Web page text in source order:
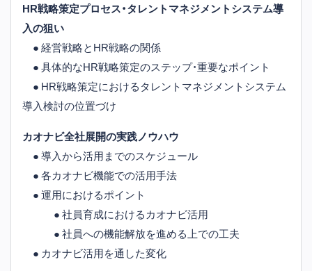
HR戦略策定プロセス・タレントマネジメントシステム導
入の狙い
● 経営戦略とHR戦略の関係
● 具体的なHR戦略策定のステップ・重要なポイント
● HR戦略策定におけるタレントマネジメントシステム
導入検討の位置づけ
カオナビ全社展開の実践ノウハウ
● 導入から活用までのスケジュール
● 各カオナビ機能での活用手法
● 運用におけるポイント
● 社員育成におけるカオナビ活用
● 社員への機能解放を進める上での工夫
● カオナビ活用を通した変化